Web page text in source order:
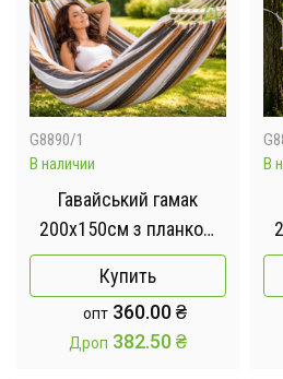
G8890/1
В наличии
Гавайський гамак
200х150см з планкою
80см / Гамак двомісний
підвісний з дерев'яною
планкою Коричневый
Купить
опт 360.00₴
Дроп 382.50₴
В